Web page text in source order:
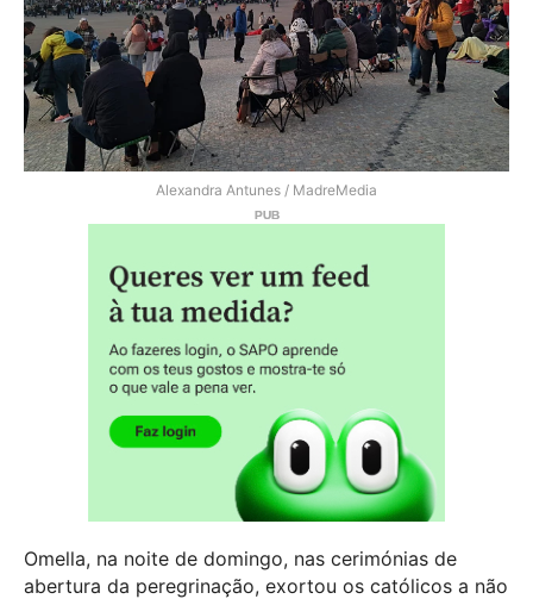
Alexandra Antunes / MadreMedia
Omella, na noite de domingo, nas cerimónias de
abertura da peregrinação, exortou os católicos a não